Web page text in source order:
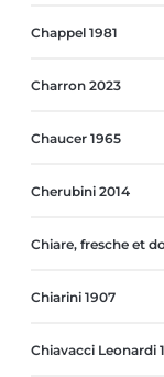
Chappel 1981
Charron 2023
Chaucer 1965
Cherubini 2014
Chiare, fresche et
Chiarini 1907
Chiavacci Leonardi